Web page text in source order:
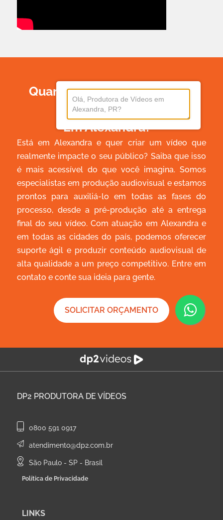
Quanto Custa Produzir Um
Vídeo
Em Alexandra?
Está em Alexandra e quer criar um vídeo que
realmente impacte o seu público? Saiba que isso
é mais acessível do que você imagina. Somos
especialistas em produção audiovisual e estamos
prontos para auxiliá-lo em todas as fases do
processo, desde a pré-produção até a entrega
final do seu vídeo. Com atuação em Alexandra e
em todas as cidades do país, podemos oferecer
suporte ágil e produzir conteúdo audiovisual de
alta qualidade a um preço competitivo. Entre em
contato e conte sua ideia para gente.
SOLICITAR ORÇAMENTO
DP2 PRODUTORA DE VÍDEOS
0800 591 0917
atendimento@dp2.com.br
São Paulo - SP - Brasil
Política de Privacidade
LINKS